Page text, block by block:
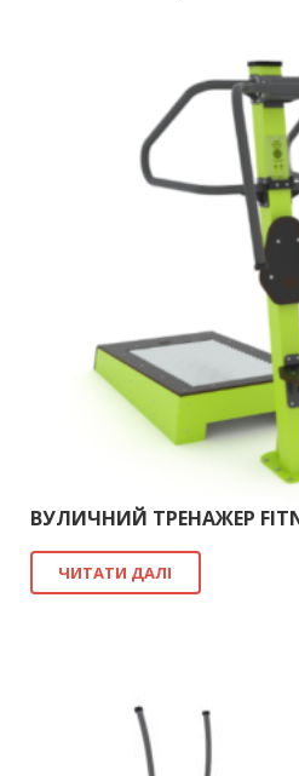
ВУЛИЧНИЙ ТРЕНАЖЕР
ЧИТАТИ ДАЛІ